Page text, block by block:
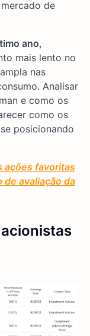
de
ano,
mais lento no
nas
Analisar
e como os
como os
posicionando
ações favoritas
avaliação da